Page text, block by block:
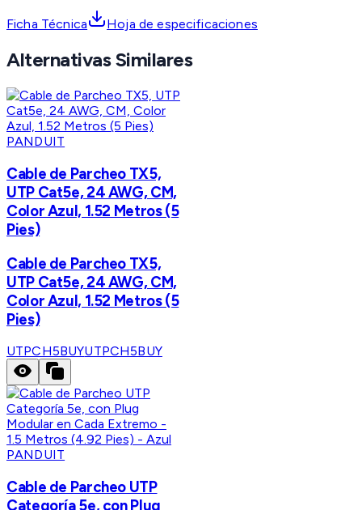
Ficha Técnica Hoja de especificaciones
Alternativas Similares
PANDUIT
Cable de Parcheo TX5,
UTP Cat5e, 24 AWG, CM,
Color Azul, 1.52 Metros (5
Pies)
Cable de Parcheo TX5,
UTP Cat5e, 24 AWG, CM,
Color Azul, 1.52 Metros (5
Pies)
UTPCH5BUYUTPCH5BUY
PANDUIT
Cable de Parcheo UTP
Categoría 5e, con Plug